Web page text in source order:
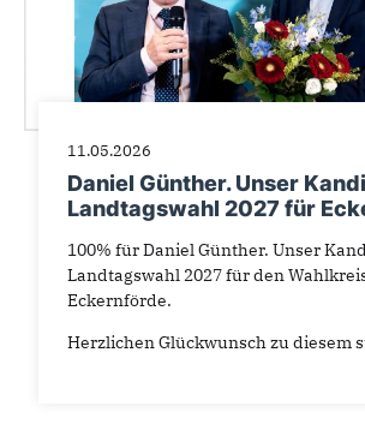
11.05.2026
Daniel Günther. Unser
Landtagswahl 2027 für
100% für Daniel Günther. Unser
Landtagswahl 2027 für den
Eckernförde.
Herzlichen Glückwunsch zu diesem